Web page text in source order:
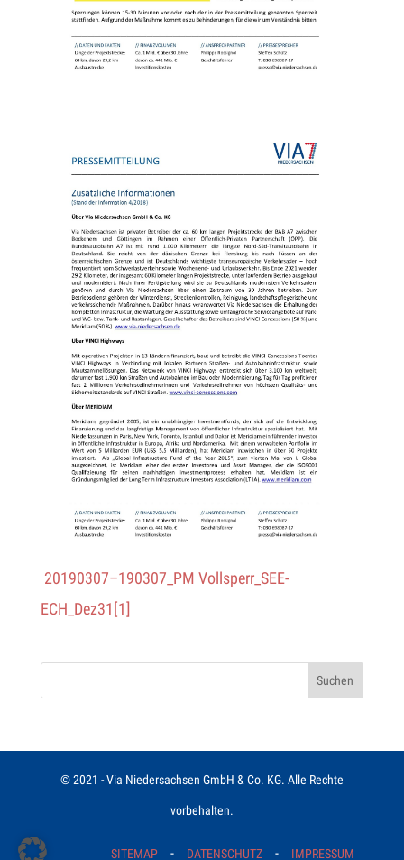
20190307–190307_PM Vollsperr_SEE-
ECH_Dez31[1]
© 2021 - Via Niedersachsen GmbH & Co. KG. Alle Rechte
vorbehalten.
SITEMAP - DATENSCHUTZ - IMPRESSUM